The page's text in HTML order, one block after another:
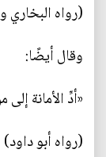
(رواه البخاري
وقال أيضًا:
«أدِّ الأمانة
(رواه أبو داود)